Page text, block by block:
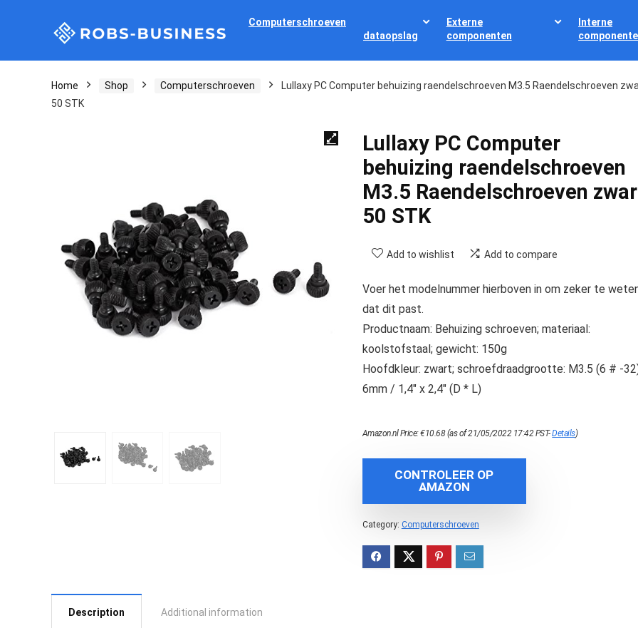
Computerschroeven
dataopslag
Externe
componenten
Interne
Home Shop Computerschroeven
Lullaxy PC Computer behuizing raendelschroeven M3.5 Raendelschroeven
50 STK
Lullaxy PC Computer
behuizing raendelschroeven
M3.5 Raendelschroeven
50 STK
Add to wishlist Add to compare
Voer het modelnummer hierboven in om zeker te
dat dit past.
Productnaam: Behuizing schroeven; materiaal:
koolstofstaal; gewicht: 150g
Hoofdkleur: zwart; schroefdraadgrootte: M3.5 (6 # -
6mm / 1,4″ x 2,4″ (D * L)
Amazon.nl Price:€10.68(as of 21/05/2022 17:42 PST-Details)
CONTROLEER OP
AMAZON
Category: Computerschroeven
Description Additional information